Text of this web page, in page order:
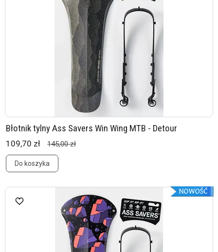
Błotnik tylny Ass Savers Win Wing MTB - Detour
109,70 zł 145,00 zł
Do koszyka